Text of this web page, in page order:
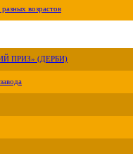
возрастов
ПРИЗ» (ДЕРБИ)